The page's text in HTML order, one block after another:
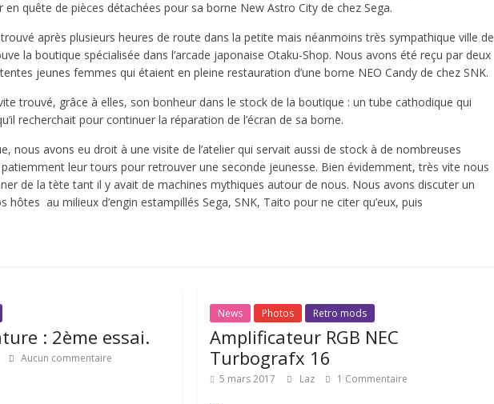
en quête de pièces détachées pour sa borne New Astro City de chez Sega.
après plusieurs heures de route dans la petite mais néanmoins très sympathique ville de
la boutique spécialisée dans l’arcade japonaise Otaku-Shop. Nous avons été reçu par deux
jeunes femmes qui étaient en pleine restauration d’une borne NEO Candy de chez SNK.
trouvé, grâce à elles, son bonheur dans le stock de la boutique : un tube cathodique qui
recherchait pour continuer la réparation de l’écran de sa borne.
nous avons eu droit à une visite de l’atelier qui servait aussi de stock à de nombreuses
leur tours pour retrouver une seconde jeunesse. Bien évidemment, très vite nous
de la tète tant il y avait de machines mythiques autour de nous. Nous avons discuter un
hôtes au milieux d’engin estampillés Sega, SNK, Taito pour ne citer qu’eux, puis
: 2ème essai.
Aucun commentaire
News Photos Retro mods
Amplificateur RGB NEC
Turbografx 16
5 mars 2017 Laz 1 Commentaire